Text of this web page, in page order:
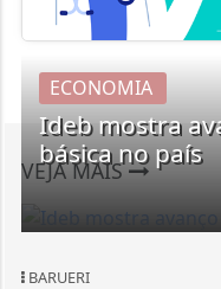
VEJA MAIS
ECONOMIA
Ideb mostra
básica no país
BARUERI